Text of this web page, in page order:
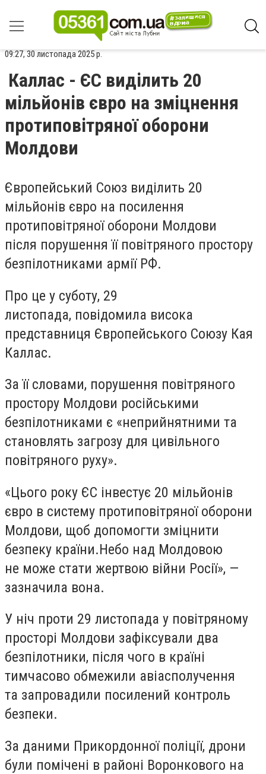
09:27, 30 листопада 2025 р.
Каллас - ЄС виділить 20
мільйонів євро на зміцнення
протиповітряної оборони
Молдови
Європейський Союз виділить 20
мільйонів євро на посилення
протиповітряної оборони Молдови
після порушення її повітряного простору
безпілотниками армії РФ.
Про це у суботу, 29
листопада, повідомила висока
представниця Європейського Союзу Кая
Каллас.
За її словами, порушення повітряного
простору Молдови російськими
безпілотниками є «неприйнятними та
становлять загрозу для цивільного
повітряного руху».
«Цього року ЄС інвестує 20 мільйонів
євро в систему протиповітряної оборони
Молдови, щоб допомогти зміцнити
безпеку країни.Небо над Молдовою
не може стати жертвою війни Росії», —
зазначила вона.
У ніч проти 29 листопада у повітряному
просторі Молдови зафіксували два
безпілотники, після чого в країні
тимчасово обмежили авіасполучення
та запровадили посилений контроль
безпеки.
За даними Прикордонної поліції, дрони
були помічені в районі Воронкового на